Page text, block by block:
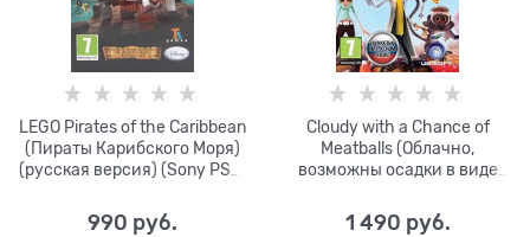
LEGO Pirates of the Caribbean
(Пираты Карибского Моря)
(русская версия) (Sony PSP)
990 руб.
Cloudy with a Chance of
Meatballs (Облачно,
возможны осадки в виде
версия) (Sony PSP) Б/У
1 490 руб.